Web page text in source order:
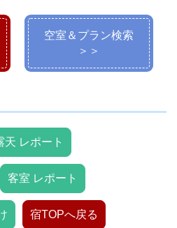
空室＆プラン検索
＞＞
天 レポート
客室 レポート
宿TOPへ戻る